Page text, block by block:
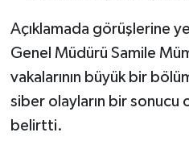
Açıklamada görüşlerine
Genel Müdürü Samile
vakalarının büyük bir
siber olayların bir sonucu
belirtti.